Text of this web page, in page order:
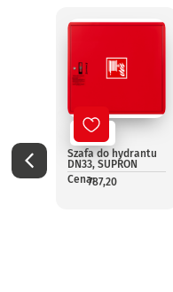
Nowy
Szafa do hydrantu
DN33, SUPRON
Cena:787,20